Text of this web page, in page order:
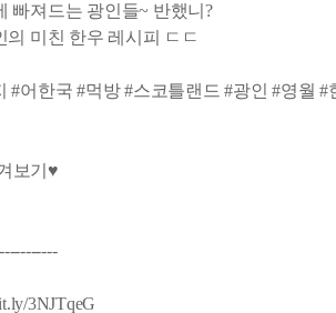
빠져드는 광인들~ 반했니?
의 미친 한우 레시피 ㄷㄷ
#어한국 #먹방 #스코틀랜드 #광인 #영월
보기♥
3NJTqeG